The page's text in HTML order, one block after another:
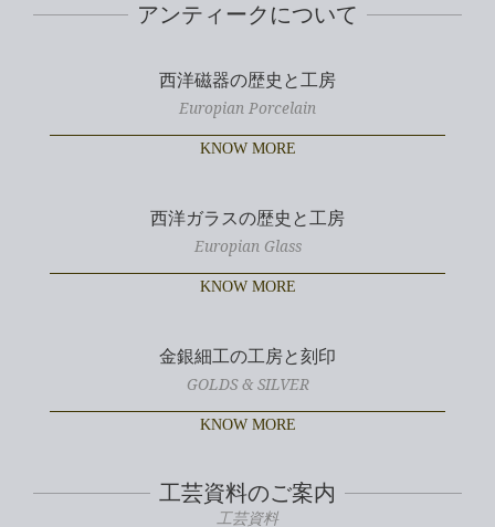
アンティークについて
西洋磁器の歴史と工房
Europian Porcelain
KNOW MORE
西洋ガラスの歴史と工房
Europian Glass
KNOW MORE
金銀細工の工房と刻印
GOLDS & SILVER
KNOW MORE
工芸資料のご案内
工芸資料